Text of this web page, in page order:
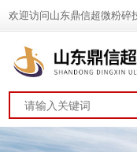
欢迎访问山东鼎信超微粉碎